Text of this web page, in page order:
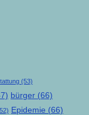
(53)
bürger (66)
Epidemie (66)